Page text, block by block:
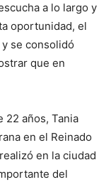
a lo largo y
oportunidad, el
se consolidó
que en
22 años, Tania
en el Reinado
en la ciudad
del